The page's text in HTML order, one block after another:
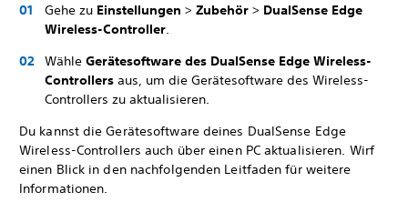
Gehe zu Einstellungen > Zubehör > DualSense Edge
Wireless-Controller.
Wähle Gerätesoftware des DualSense Edge Wireless-
Controllers aus, um die Gerätesoftware des Wireless-
Controllers zu aktualisieren.
Du kannst die Gerätesoftware deines DualSense Edge
Wireless-Controllers auch über einen PC aktualisieren. Wirf
einen Blick in den nachfolgenden Leitfaden für weitere
Informationen.